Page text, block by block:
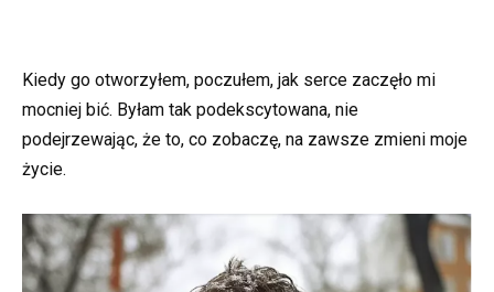
Kiedy go otworzyłem, poczułem, jak serce zaczęło mi
mocniej bić. Byłam tak podekscytowana, nie
podejrzewając, że to, co zobaczę, na zawsze zmieni moje
życie.